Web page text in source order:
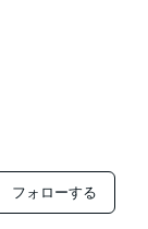
フォローする